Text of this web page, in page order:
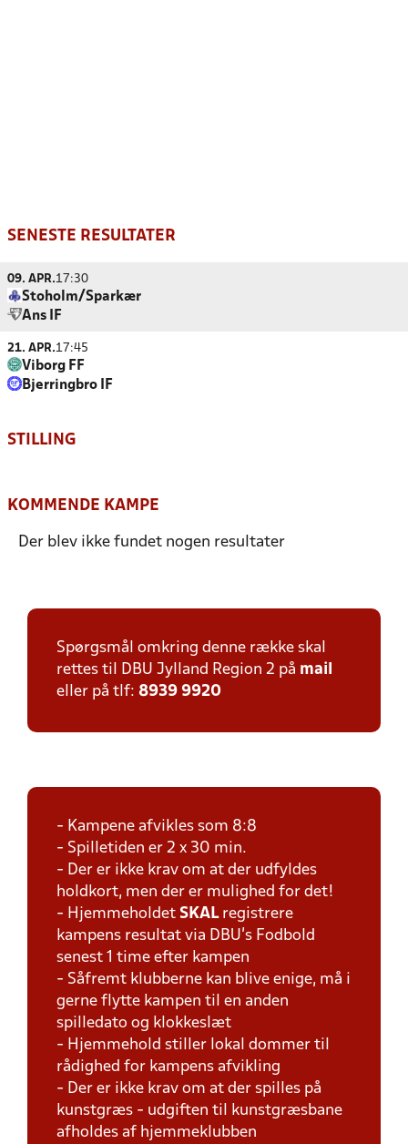
SENESTE RESULTATER
09. APR.17:30
Stoholm/Sparkær
Ans IF
21. APR.17:45
Viborg FF
Bjerringbro IF
STILLING
KOMMENDE KAMPE
Der blev ikke fundet nogen resultater
Spørgsmål omkring denne række skal
rettes til DBU Jylland Region 2 på mail
eller på tlf: 8939 9920
- Kampene afvikles som 8:8
- Spilletiden er 2 x 30 min.
- Der er ikke krav om at der udfyldes
holdkort, men der er mulighed for det!
- Hjemmeholdet SKAL registrere
kampens resultat via DBU's Fodbold
senest 1 time efter kampen
- Såfremt klubberne kan blive enige, må i
gerne flytte kampen til en anden
spilledato og klokkeslæt
- Hjemmehold stiller lokal dommer til
rådighed for kampens afvikling
- Der er ikke krav om at der spilles på
kunstgræs - udgiften til kunstgræsbane
afholdes af hjemmeklubben